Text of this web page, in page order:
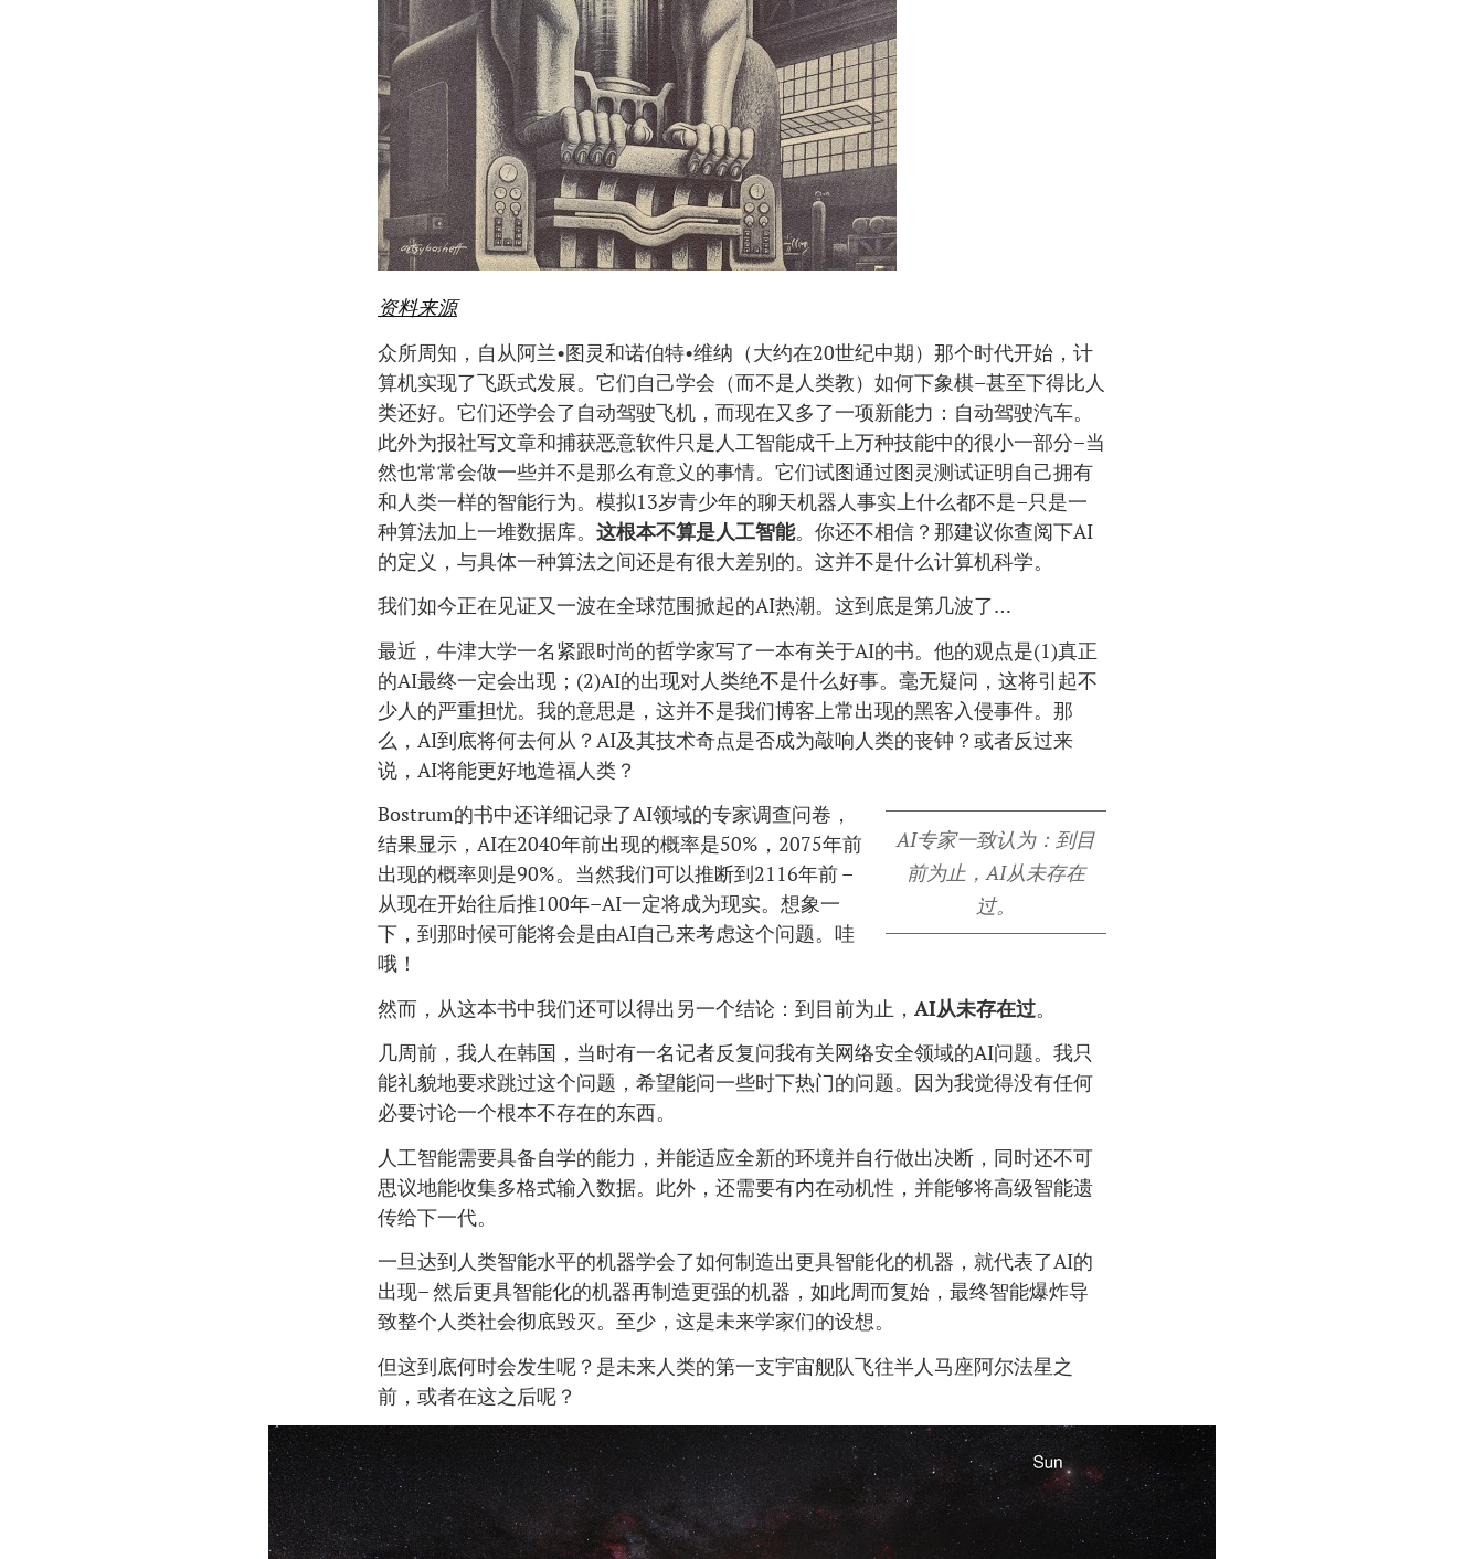
资料来源
众所周知，自从阿兰•图灵和诺伯特•维纳（大约在20世纪中期）那个时代开始，计
算机实现了飞跃式发展。它们自己学会（而不是人类教）如何下象棋–甚至下得比人
类还好。它们还学会了自动驾驶飞机，而现在又多了一项新能力：自动驾驶汽车。
此外为报社写文章和捕获恶意软件只是人工智能成千上万种技能中的很小一部分–当
然也常常会做一些并不是那么有意义的事情。它们试图通过图灵测试证明自己拥有
和人类一样的智能行为。模拟13岁青少年的聊天机器人事实上什么都不是–只是一
种算法加上一堆数据库。 这根本不算是人工智能。你还不相信？那建议你查阅下AI
的定义，与具体一种算法之间还是有很大差别的。这并不是什么计算机科学。
我们如今正在见证又一波在全球范围掀起的AI热潮。这到底是第几波了…
最近，牛津大学一名紧跟时尚的哲学家写了一本有关于AI的书。他的观点是(1)真正
的AI最终一定会出现；(2)AI的出现对人类绝不是什么好事。毫无疑问，这将引起不
少人的严重担忧。我的意思是，这并不是我们博客上常出现的黑客入侵事件。那
么，AI到底将何去何从？AI及其技术奇点是否成为敲响人类的丧钟？或者反过来
说，AI将能更好地造福人类？
AI专家一致认为：到目
前为止，AI从未存在
过。
Bostrum的书中还详细记录了AI领域的专家调查问卷，
结果显示，AI在2040年前出现的概率是50%，2075年前
出现的概率则是90%。当然我们可以推断到2116年前 –
从现在开始往后推100年–AI一定将成为现实。想象一
下，到那时候可能将会是由AI自己来考虑这个问题。哇
哦！
然而，从这本书中我们还可以得出另一个结论：到目前为止， AI从未存在过。
几周前，我人在韩国，当时有一名记者反复问我有关网络安全领域的AI问题。我只
能礼貌地要求跳过这个问题，希望能问一些时下热门的问题。因为我觉得没有任何
必要讨论一个根本不存在的东西。
人工智能需要具备自学的能力，并能适应全新的环境并自行做出决断，同时还不可
思议地能收集多格式输入数据。此外，还需要有内在动机性，并能够将高级智能遗
传给下一代。
一旦达到人类智能水平的机器学会了如何制造出更具智能化的机器，就代表了AI的
出现– 然后更具智能化的机器再制造更强的机器，如此周而复始，最终智能爆炸导
致整个人类社会彻底毁灭。至少，这是未来学家们的设想。
但这到底何时会发生呢？是未来人类的第一支宇宙舰队飞往半人马座阿尔法星之
前，或者在这之后呢？